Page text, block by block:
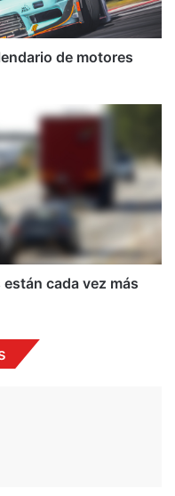
de motores
cada vez más